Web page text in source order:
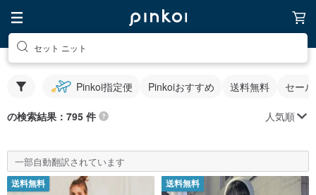
セット ニット
Pinkoi指定便 Pinkoiおすすめ 送料無料 セー
の検索結果：795 件 人気順
一部自動翻訳されています
送料無料 送料無料